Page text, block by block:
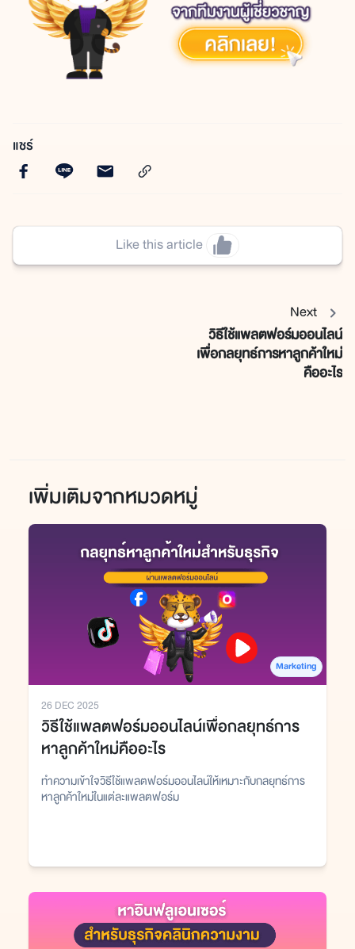
แชร์
Like this article
Next
วิธีใช้แพลตฟอร์มออนไลน์
เพื่อกลยุทธ์การหาลูกค้าใหม่
คืออะไร
เพิ่มเติมจากหมวดหมู่
Marketing
26 DEC 2025
วิธีใช้แพลตฟอร์มออนไลน์เพื่อกลยุทธ์การ
หาลูกค้าใหม่คืออะไร
ทำความเข้าใจวิธีใช้แพลตฟอร์มออนไลน์ให้เหมาะกับกลยุทธ์การ
หาลูกค้าใหม่ในแต่ละแพลตฟอร์ม